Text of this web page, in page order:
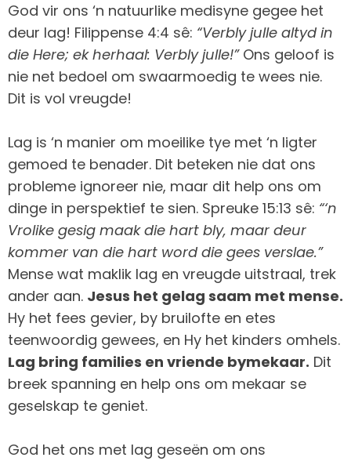
God vir ons ‘n natuurlike medisyne gegee het
deur lag! Filippense 4:4 sê: “Verbly julle altyd in
die Here; ek herhaal: Verbly julle!”Ons geloof is
nie net bedoel om swaarmoedig te wees nie.
Dit is vol vreugde!
Lag is ‘n manier om moeilike tye met ‘n ligter
gemoed te benader. Dit beteken nie dat ons
probleme ignoreer nie, maar dit help ons om
dinge in perspektief te sien. Spreuke 15:13 sê: “‘n
Vrolike gesig maak die hart bly, maar deur
kommer van die hart word die gees verslae.”
Mense wat maklik lag en vreugde uitstraal, trek
ander aan. Jesus het gelag saam met mense.
Hy het fees gevier, by bruilofte en etes
teenwoordig gewees, en Hy het kinders omhels.
Lag bring families en vriende bymekaar. Dit
breek spanning en help ons om mekaar se
geselskap te geniet.
God het ons met lag geseën om ons